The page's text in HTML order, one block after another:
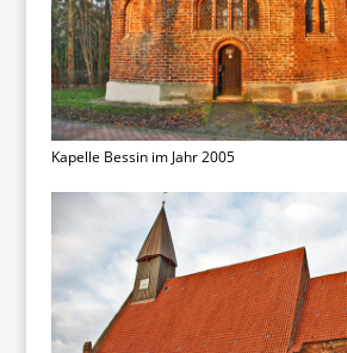
Kapelle Bessin im Jahr 2005